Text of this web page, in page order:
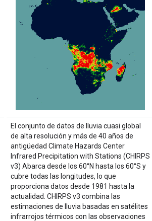
El conjunto de datos de lluvia cuasi global
de alta resolución y más de 40 años de
antigüedad Climate Hazards Center
Infrared Precipitation with Stations (CHIRPS
v3) Abarca desde los 60°N hasta los 60°S y
cubre todas las longitudes, lo que
proporciona datos desde 1981 hasta la
actualidad. CHIRPS v3 combina las
estimaciones de lluvia basadas en satélites
infrarrojos térmicos con las observaciones